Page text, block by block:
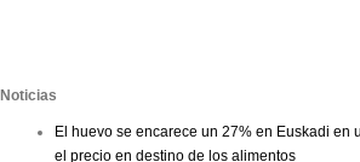
Noticias
El huevo se encarece un 27% en Euskadi en
el precio en destino de los alimentos